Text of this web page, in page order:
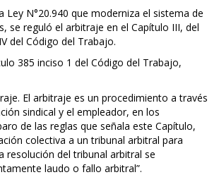
Ley N°20.940 que moderniza el sistema de
se reguló el arbitraje en el Capítulo III, del
del Código del Trabajo.
385 inciso 1 del Código del Trabajo,
El arbitraje es un procedimiento a través
sindical y el empleador, en los
de las reglas que señala este Capítulo,
colectiva a un tribunal arbitral para
resolución del tribunal arbitral se
laudo o fallo arbitral”.